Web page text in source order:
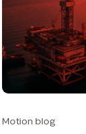
Motion blog